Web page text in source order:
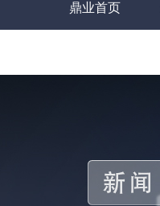
鼎业首页